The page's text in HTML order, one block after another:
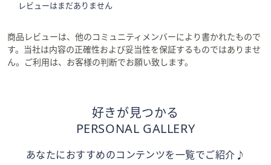
レビューはまだありません
商品レビューは、他のコミュニティメンバーにより書かれたもので
す。当社は内容の正確性および妥当性を保証するものではありませ
ん。ご利用は、お客様の判断でお願い致します。
好きが見つかる
PERSONAL GALLERY
あなたにおすすめのコンテンツを一覧でご紹介♪